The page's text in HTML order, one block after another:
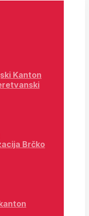
Kanton
Brčko